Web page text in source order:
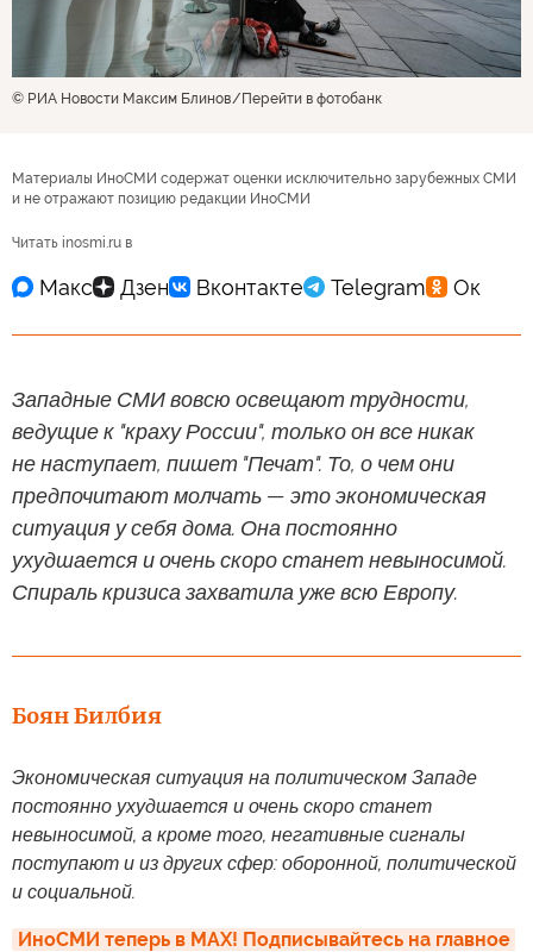
© РИА Новости Максим Блинов Перейти в фотобанк
Материалы ИноСМИ содержат оценки исключительно зарубежных СМИ
и не отражают позицию редакции ИноСМИ
Читать inosmi.ru в
Западные СМИ вовсю освещают трудности,
ведущие к "краху России", только он все никак
не наступает, пишет "Печат". То, о чем они
предпочитают молчать — это экономическая
ситуация у себя дома. Она постоянно
ухудшается и очень скоро станет невыносимой.
Спираль кризиса захватила уже всю Европу.
Боян Билбия
Экономическая ситуация на политическом Западе
постоянно ухудшается и очень скоро станет
невыносимой, а кроме того, негативные сигналы
поступают и из других сфер: оборонной, политической
и социальной.
ИноСМИ теперь в MAX! Подписывайтесь на главное